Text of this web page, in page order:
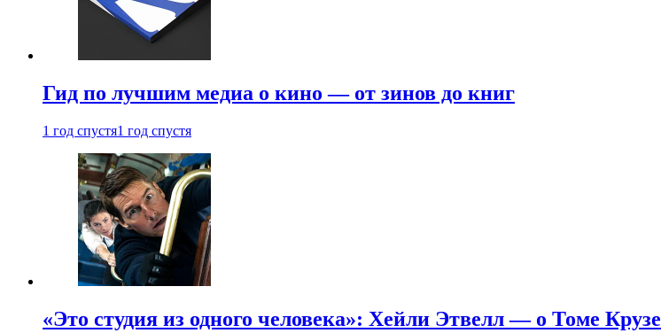
Гид по лучшим медиа о кино — от зинов до книг
1 год спустя1 год спустя
«Это студия из одного человека»: Хейли Этвелл — о Томе Крузе